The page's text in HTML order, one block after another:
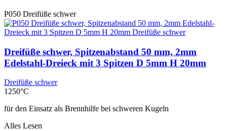
P050 Dreifüße schwer
Dreifüße schwer, Spitzenabstand 50 mm, 2mm
Edelstahl-Dreieck mit 3 Spitzen D 5mm H 20mm
Dreifüße schwer
1250°C
für den Einsatz als Brennhilfe bei schweren Kugeln
Alles Lesen